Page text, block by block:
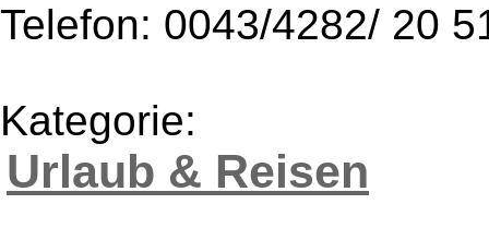
Telefon: 0043/4282/ 20
Kategorie:
Urlaub & Reisen